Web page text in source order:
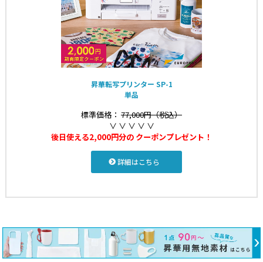
昇華転写プリンター SP-1
単品
標準価格： 77,000円（税込）
∨ ∨ ∨ ∨ ∨
後日使える2,000円分の クーポンプレゼント！
詳細はこちら